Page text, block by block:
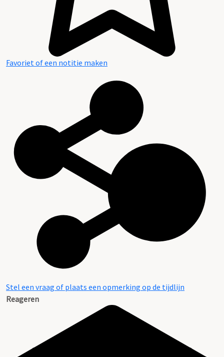
Favoriet of een notitie maken
Stel een vraag of plaats een opmerking op de tijdlijn
Reageren